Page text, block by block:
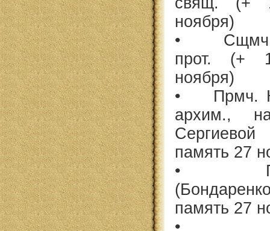
ноября)
• Сщмч.
прот. (+
ноября)
• Прмч.
архим.,
память 27
•
память 27
•